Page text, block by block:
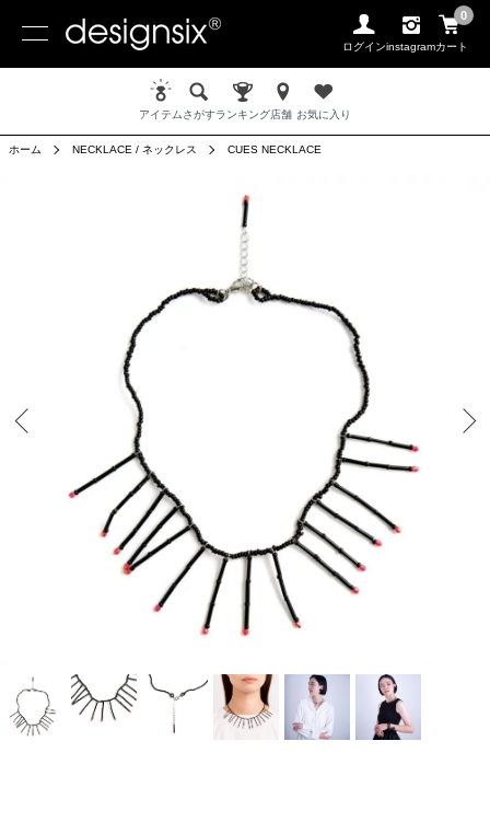
ログインinstagram
0
カート
アイテムさがすランキング店舗 お気に入り
ホーム NECKLACE / ネックレス CUES NECKLACE